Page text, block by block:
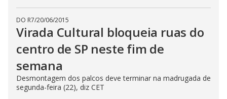
DO R7/20/06/2015
Virada Cultural bloqueia ruas do
centro de SP neste fim de
semana
Desmontagem dos palcos deve terminar na madrugada de
segunda-feira (22), diz CET